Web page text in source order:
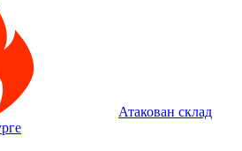
Атакован склад